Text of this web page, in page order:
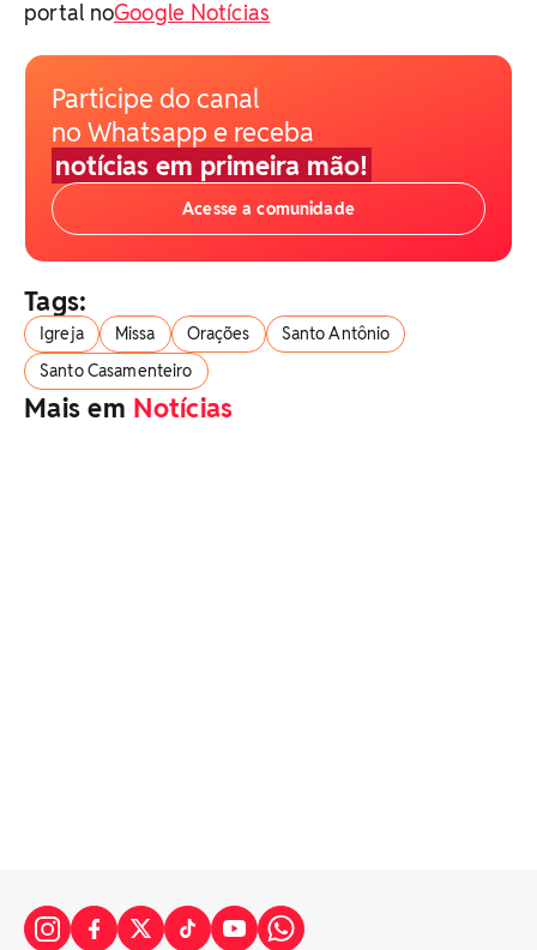
portal noGoogle Notícias
Participe do canal
no Whatsapp e receba
notícias em primeira mão!
Acesse a comunidade
Tags:
Igreja Missa Orações
Santo Antônio
Santo Casamenteiro
Mais em Notícias